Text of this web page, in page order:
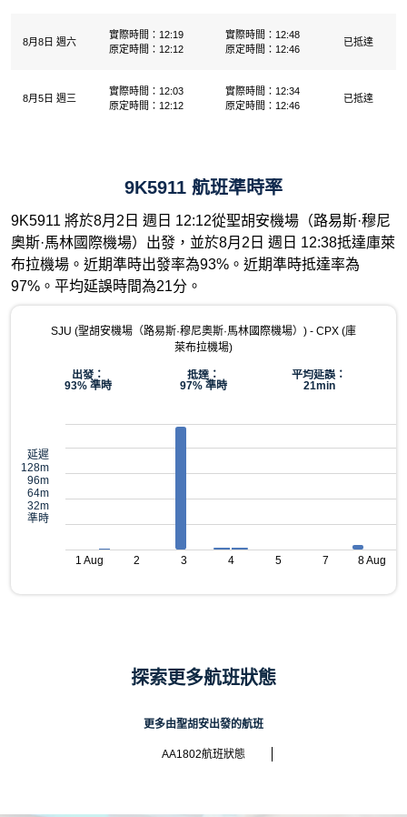
8月8日 週六
實際時間：12:19
原定時間：12:12
實際時間：12:48
原定時間：12:46
已抵達
8月5日 週三
實際時間：12:03
原定時間：12:12
實際時間：12:34
原定時間：12:46
已抵達
9K5911 航班準時率
9K5911 將於8月2日 週日 12:12從聖胡安機場（路易斯·穆尼
奧斯·馬林國際機場）出發，並於8月2日 週日 12:38抵達庫萊
布拉機場。近期準時出發率為93%。近期準時抵達率為
97%。平均延誤時間為21分。
SJU (聖胡安機場（路易斯·穆尼奧斯·馬林國際機場）) - CPX (庫
萊布拉機場)
出發：
93% 準時
抵達：
97% 準時
平均延誤：
21min
延遲
128m
96m
64m
32m
準時
1 Aug 2 3 4 5 7 8 Aug
探索更多航班狀態
更多由聖胡安出發的航班
AA1802航班狀態